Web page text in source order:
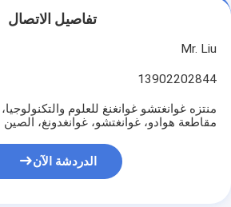
خزان خلط الفولاذ المقاوم للصدأ
خط إنتاج الأغذية المعلبة
تفاصيل الاتصال
Mr. Liu
13902202844
منتزه غوانغتشو غوانغنغ للعلوم والتكنولوجيا،
مقاطعة هوادو، غوانغتشو، غوانغدونغ، الصين
الدردشة الآن